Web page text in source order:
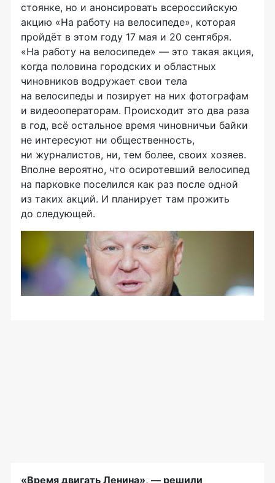
стоянке, но и анонсировать всероссийскую
акцию «На работу на велосипеде», которая
пройдёт в этом году 17 мая и 20 сентября.
«На работу на велосипеде» — это такая акция,
когда половина городских и областных
чиновников водружает свои тела
на велосипеды и позирует на них фотографам
и видеооператорам. Происходит это два раза
в год, всё остальное время чиновничьи байки
не интересуют ни общественность,
ни журналистов, ни, тем более, своих хозяев.
Вполне вероятно, что осиротевший велосипед
на парковке поселился как раз после одной
из таких акций. И планирует там прожить
до следующей.
«Время двигать Ленина», — решили